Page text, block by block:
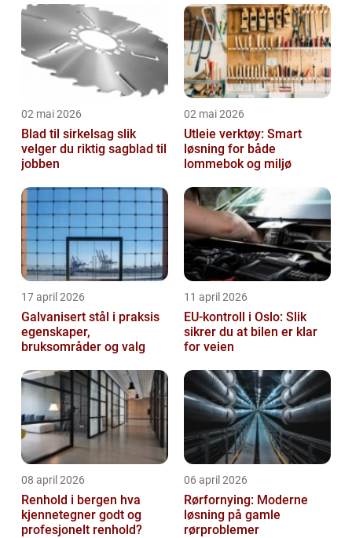
02 mai 2026
Blad til sirkelsag slik
velger du riktig sagblad til
jobben
02 mai 2026
Utleie verktøy: Smart
løsning for både
lommebok og miljø
17 april 2026
Galvanisert stål i praksis
egenskaper,
bruksområder og valg
11 april 2026
EU-kontroll i Oslo: Slik
sikrer du at bilen er klar
for veien
08 april 2026
Renhold i bergen hva
kjennetegner godt og
profesjonelt renhold?
06 april 2026
Rørfornying: Moderne
løsning på gamle
rørproblemer